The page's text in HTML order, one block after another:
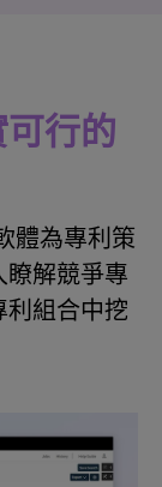
行的
體為專利策
瞭解競爭專
組合中挖